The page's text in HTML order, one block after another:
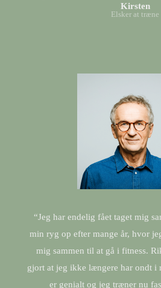
Kirsten
Elsker at træne
“Jeg har endelig fået taget mig
min ryg op efter mange år, hvor
mig sammen til at gå i fitness.
gjort at jeg ikke længere har ondt i
er genialt og jeg træner nu